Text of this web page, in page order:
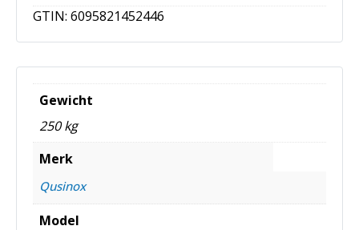
GTIN: 6095821452446
Gewicht
250 kg
Merk
Qusinox
Model